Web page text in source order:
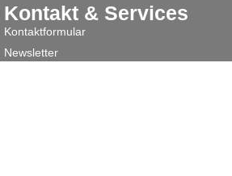
Kontakt & Services
Kontaktformular
Newsletter